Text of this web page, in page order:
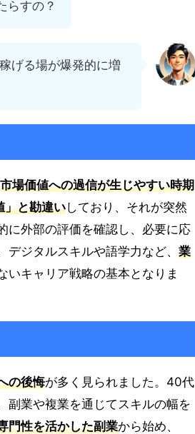
らすの？
げる場が爆発的に増
市場価値への過信が生じやすい時期
」と勘違いしており、それが突然
に外部の評価を確認し、必要に応
ジタルスキルや語学力など、 業
いキャリア戦略の基本となりま
の後悔が多く見られました。40代
副業や複業を通じてスキルの幅を
門性を活かした副業から始め、